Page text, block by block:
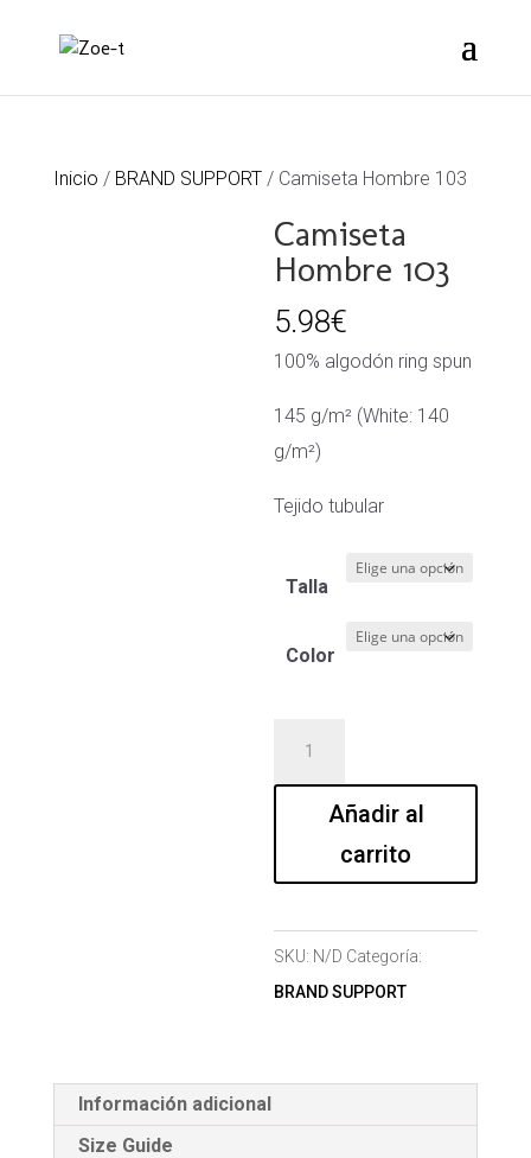
Inicio / BRAND SUPPORT/ Camiseta Hombre 103
Camiseta
Hombre 103
5.98€
100% algodón ring spun
145 g/m² (White: 140
g/m²)
Tejido tubular
Talla
Color
Añadir al
carrito
SKU: N/D Categoría:
BRAND SUPPORT
Información adicional
Size Guide